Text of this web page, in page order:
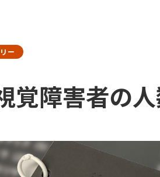
ー
覚障害者の